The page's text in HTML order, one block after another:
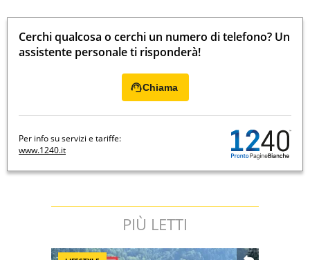
Cerchi qualcosa o cerchi un numero di telefono? Un
assistente personale ti risponderà!
Chiama
Per info su servizi e tariffe:
www.1240.it
PIÙ LETTI